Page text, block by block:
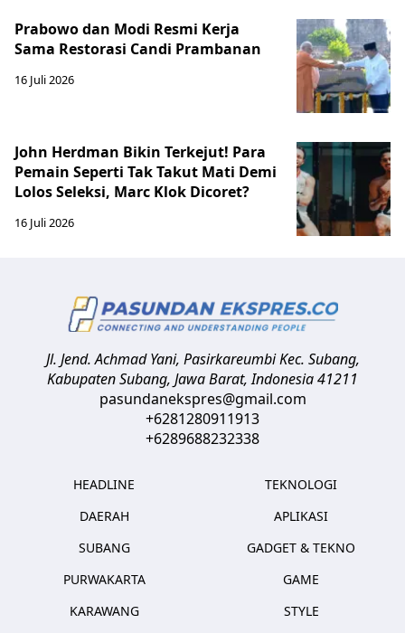
Prabowo dan Modi Resmi Kerja
Sama Restorasi Candi Prambanan
16 Juli 2026
John Herdman Bikin Terkejut! Para
Pemain Seperti Tak Takut Mati Demi
Lolos Seleksi, Marc Klok Dicoret?
16 Juli 2026
Jl. Jend. Achmad Yani, Pasirkareumbi Kec. Subang,
Kabupaten Subang, Jawa Barat,Indonesia41211
pasundanekspres@gmail.com
+6281280911913
+6289688232338
HEADLINE
DAERAH
SUBANG
PURWAKARTA
KARAWANG
TEKNOLOGI
APLIKASI
GADGET & TEKNO
GAME
STYLE